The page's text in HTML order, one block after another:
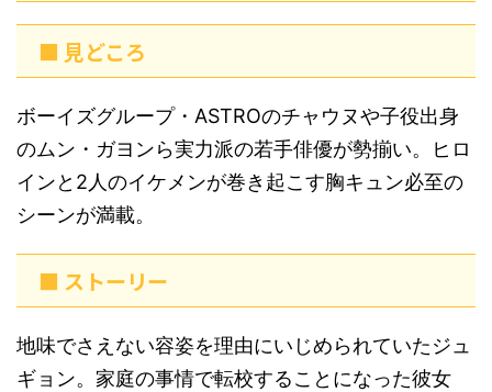
■ 見どころ
ボーイズグループ・ASTROのチャウヌや子役出身
のムン・ガヨンら実力派の若手俳優が勢揃い。ヒロ
インと2人のイケメンが巻き起こす胸キュン必至の
シーンが満載。
■ ストーリー
地味でさえない容姿を理由にいじめられていたジュ
ギョン。家庭の事情で転校することになった彼女